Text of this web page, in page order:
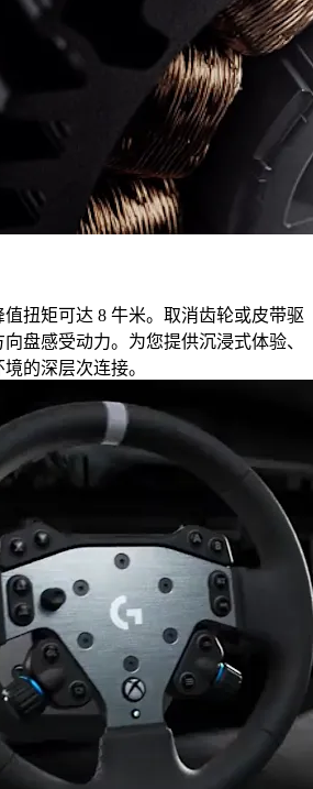
扭矩可达 8 牛米。取消齿轮或皮带驱
盘感受动力。为您提供沉浸式体验、
的深层次连接。